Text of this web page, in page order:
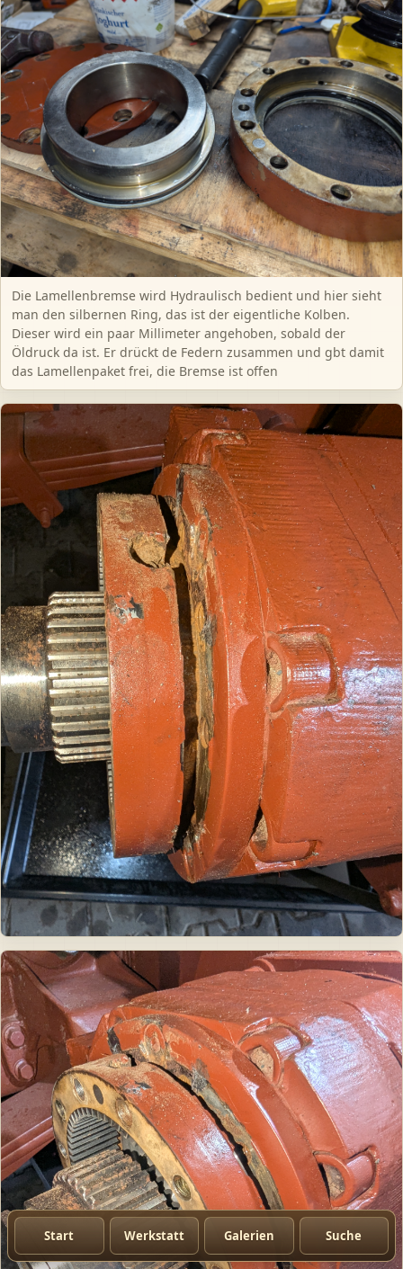
Start Werkstatt Galerien Suche
Die Lamellenbremse wird Hydraulisch bedient und hier sieht
man den silbernen Ring, das ist der eigentliche Kolben.
Dieser wird ein paar Millimeter angehoben, sobald der
Öldruck da ist. Er drückt de Federn zusammen und gbt damit
das Lamellenpaket frei, die Bremse ist offen